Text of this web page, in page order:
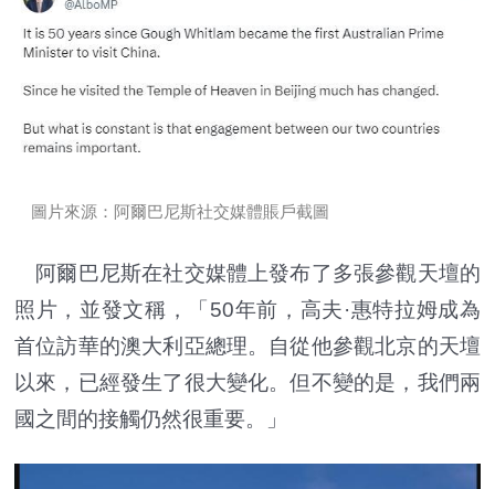
圖片來源：阿爾巴尼斯社交媒體賬戶截圖
阿爾巴尼斯在社交媒體上發布了多張參觀天壇的
照片，並發文稱，「50年前，高夫·惠特拉姆成為
首位訪華的澳大利亞總理。自從他參觀北京的天壇
以來，已經發生了很大變化。但不變的是，我們兩
國之間的接觸仍然很重要。」